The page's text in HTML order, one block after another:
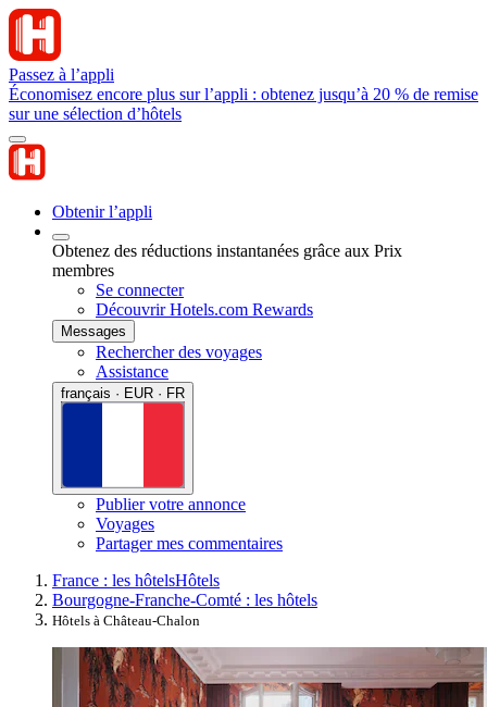
Passez à l’appli
Économisez encore plus sur l’appli : obtenez jusqu’à 20 % de remise
sur une sélection d’hôtels
Obtenir l’appli
Obtenez des réductions instantanées grâce aux Prix
membres
Se connecter
Découvrir Hotels.com Rewards
Messages
Rechercher des voyages
Assistance
français · EUR · FR
Publier votre annonce
Voyages
Partager mes commentaires
France : les hôtelsHôtels
Bourgogne-Franche-Comté : les hôtels
Hôtels à Château-Chalon